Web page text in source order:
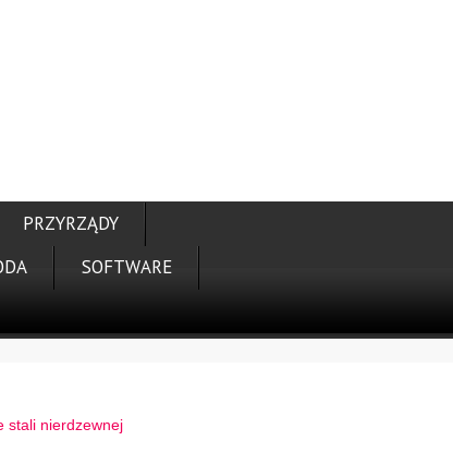
PRZYRZĄDY
SOFTWARE
stali nierdzewnej